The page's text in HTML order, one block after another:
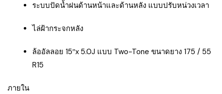
ระบบปัดน้ำฝนด้านหน้าและด้านหลัง แบบปรับหน่วงเวลา
ไล่ฝ้ากระจกหลัง
ล้ออัลลอย 15″x 5.0J แบบ Two-Tone ขนาดยาง 175 / 55
R15
ภายใน